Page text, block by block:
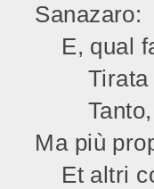
Sanazaro:
E, qual
Tirata
Tanto,
Ma più
Et altri